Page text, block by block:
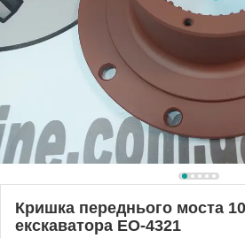
Кришка переднього моста
екскаватора ЕО-4321